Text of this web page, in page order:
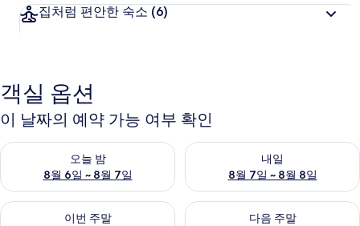
집처럼 편안한 숙소 (6)
객실 옵션
이 날짜의 예약 가능 여부 확인
오늘 밤
8월 6일 ~ 8월 7일
오늘 밤 예약 가능 여부 확인, 8월 6일 ~ 8월 7일
내일
8월 7일 ~ 8월 8일
내일 예약 가능 여부 확인, 8월
이번 주말
이번 주말 예약 가능 여부 확인, 8월 7일 ~ 8월 9일
다음 주말
다음 주말 예약 가능 여부 확인,